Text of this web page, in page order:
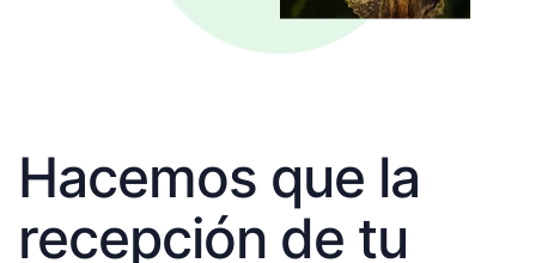
Hacemos que la
recepción de tu